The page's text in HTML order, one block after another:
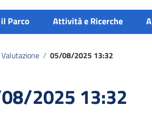
Parco Attività e Ricerche
Valutazione / 05/08/2025 13:32
2025 13:32